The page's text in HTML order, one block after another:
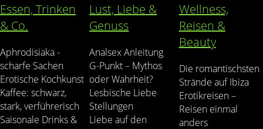
Essen, Trinken
& Co.
Aphrodisiaka -
scharfe Sachen
Erotische Kochkunst
Kaffee: schwarz,
stark, verführerisch
Saisonale Drinks &
Lust, Liebe &
Genuss
Analsex Anleitung
G-Punkt – Mythos
oder Wahrheit?
Lesbische Liebe
Stellungen
Liebe auf den
Wellness,
Reisen &
Beauty
Die romantischsten
Strände auf Ibiza
Erotikreisen –
Reisen einmal
anders